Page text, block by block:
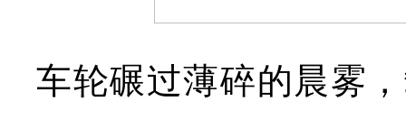
车轮碾过薄碎的晨雾